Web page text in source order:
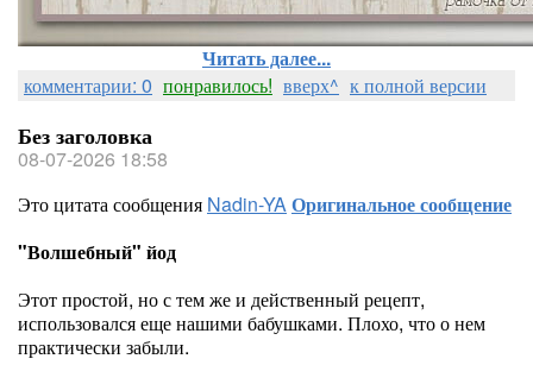
Читать далее...
комментарии: 0 понравилось! вверх^ к полной версии
Без заголовка
08-07-2026 18:58
Это цитата сообщения Nadin-YAОригинальное сообщение
"Волшебный" йод
Этот простой, но с тем же и действенный рецепт,
использовался еще нашими бабушками. Плохо, что о нем
практически забыли.